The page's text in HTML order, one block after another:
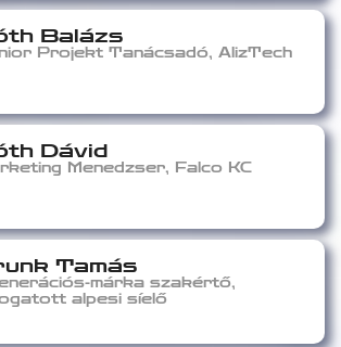
Balázs
Projekt Tanácsadó, AlizTech
Dávid
Menedzser, Falco KC
Tamás
márka szakértő,
alpesi síelő